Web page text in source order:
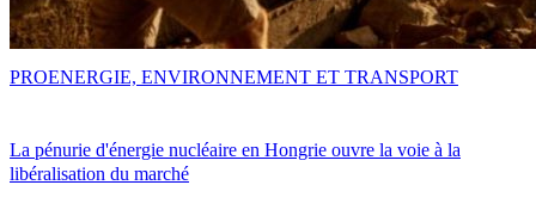
La pénurie d'énergie nucléaire en Hongrie ouvre la voie à la
libéralisation du marché
PROENERGIE, ENVIRONNEMENT ET TRANSPORT